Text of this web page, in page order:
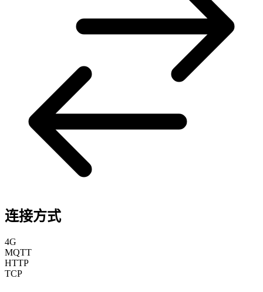
连接方式
4G
MQTT
HTTP
TCP